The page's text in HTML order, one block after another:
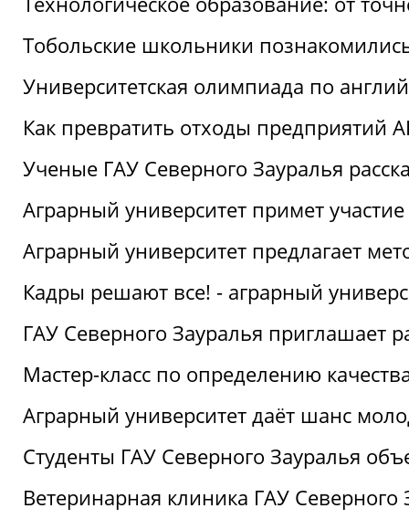
Тобольские школьники
Университетская олимпиада по
Как превратить отходы предприятий
Ученые ГАУ Северного Зауралья
Аграрный университет примет
Аграрный университет предлагает
Кадры решают все! - аграрный
ГАУ Северного Зауралья приглашает
Мастер-класс по определению
Аграрный университет даёт шанс
Студенты ГАУ Северного Зауралья
Ветеринарная клиника ГАУ Северного